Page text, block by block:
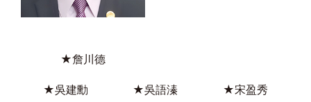
★詹川德
★吳建勳 ★吳語溱
★宋盈秀